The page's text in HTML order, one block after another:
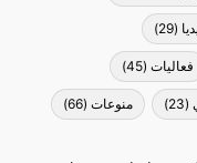
(29)
فعاليات (45)
(23) منوعات (66)